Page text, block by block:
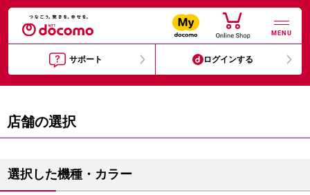
MENU
サポート ログインする
店舗の選択
選択した機種・カラー